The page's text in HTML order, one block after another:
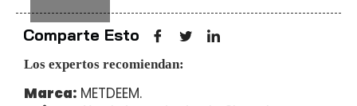
Comparte Esto
Los expertos recomiendan:
Marca: METDEEM.